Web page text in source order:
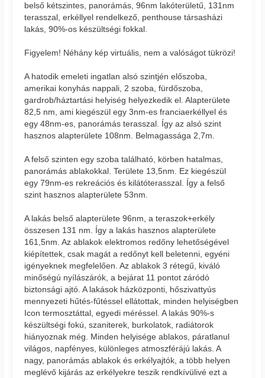
belső kétszintes, panorámás, 96nm lakóterületű, 131nm
terasszal, erkéllyel rendelkező, penthouse társasházi
lakás, 90%-os készültségi fokkal.
Figyelem! Néhány kép virtuális, nem a valóságot tükrözi!
A hatodik emeleti ingatlan alsó szintjén előszoba,
amerikai konyhás nappali, 2 szoba, fürdőszoba,
gardrob/háztartási helyiség helyezkedik el. Alapterülete
82,5 nm, ami kiegészül egy 3nm-es franciaerkéllyel és
egy 48nm-es, panorámás terasszal. Így az alsó szint
hasznos alapterülete 108nm. Belmagassága 2,7m.
A felső szinten egy szoba található, körben hatalmas,
panorámás ablakokkal. Területe 13,5nm. Ez kiegészül
egy 79nm-es rekreációs és kilátóterasszal. Így a felső
szint hasznos alapterülete 53nm.
A lakás belső alapterülete 96nm, a teraszok+erkély
összesen 131 nm. Így a lakás hasznos alapterülete
161,5nm. Az ablakok elektromos redőny lehetőségével
kiépítettek, csak magát a redőnyt kell beletenni, egyéni
igényeknek megfelelően. Az ablakok 3 rétegű, kiváló
minőségú nyílászárók, a bejárat 11 pontot záródó
biztonsági ajtó. A lakások házközponti, hőszivattyús
mennyezeti hűtés-fűtéssel ellátottak, minden helyiségben
Icon termosztáttal, egyedi méréssel. A lakás 90%-s
készültségi fokú, szaniterek, burkolatok, radiátorok
hiányoznak még. Minden helyisége ablakos, páratlanul
világos, napfényes, különleges atmoszférájú lakás. A
nagy, panorámás ablakok és erkélyajtók, a több helyen
meglévő kijárás az erkélyekre teszik rendkívülivé ezt a